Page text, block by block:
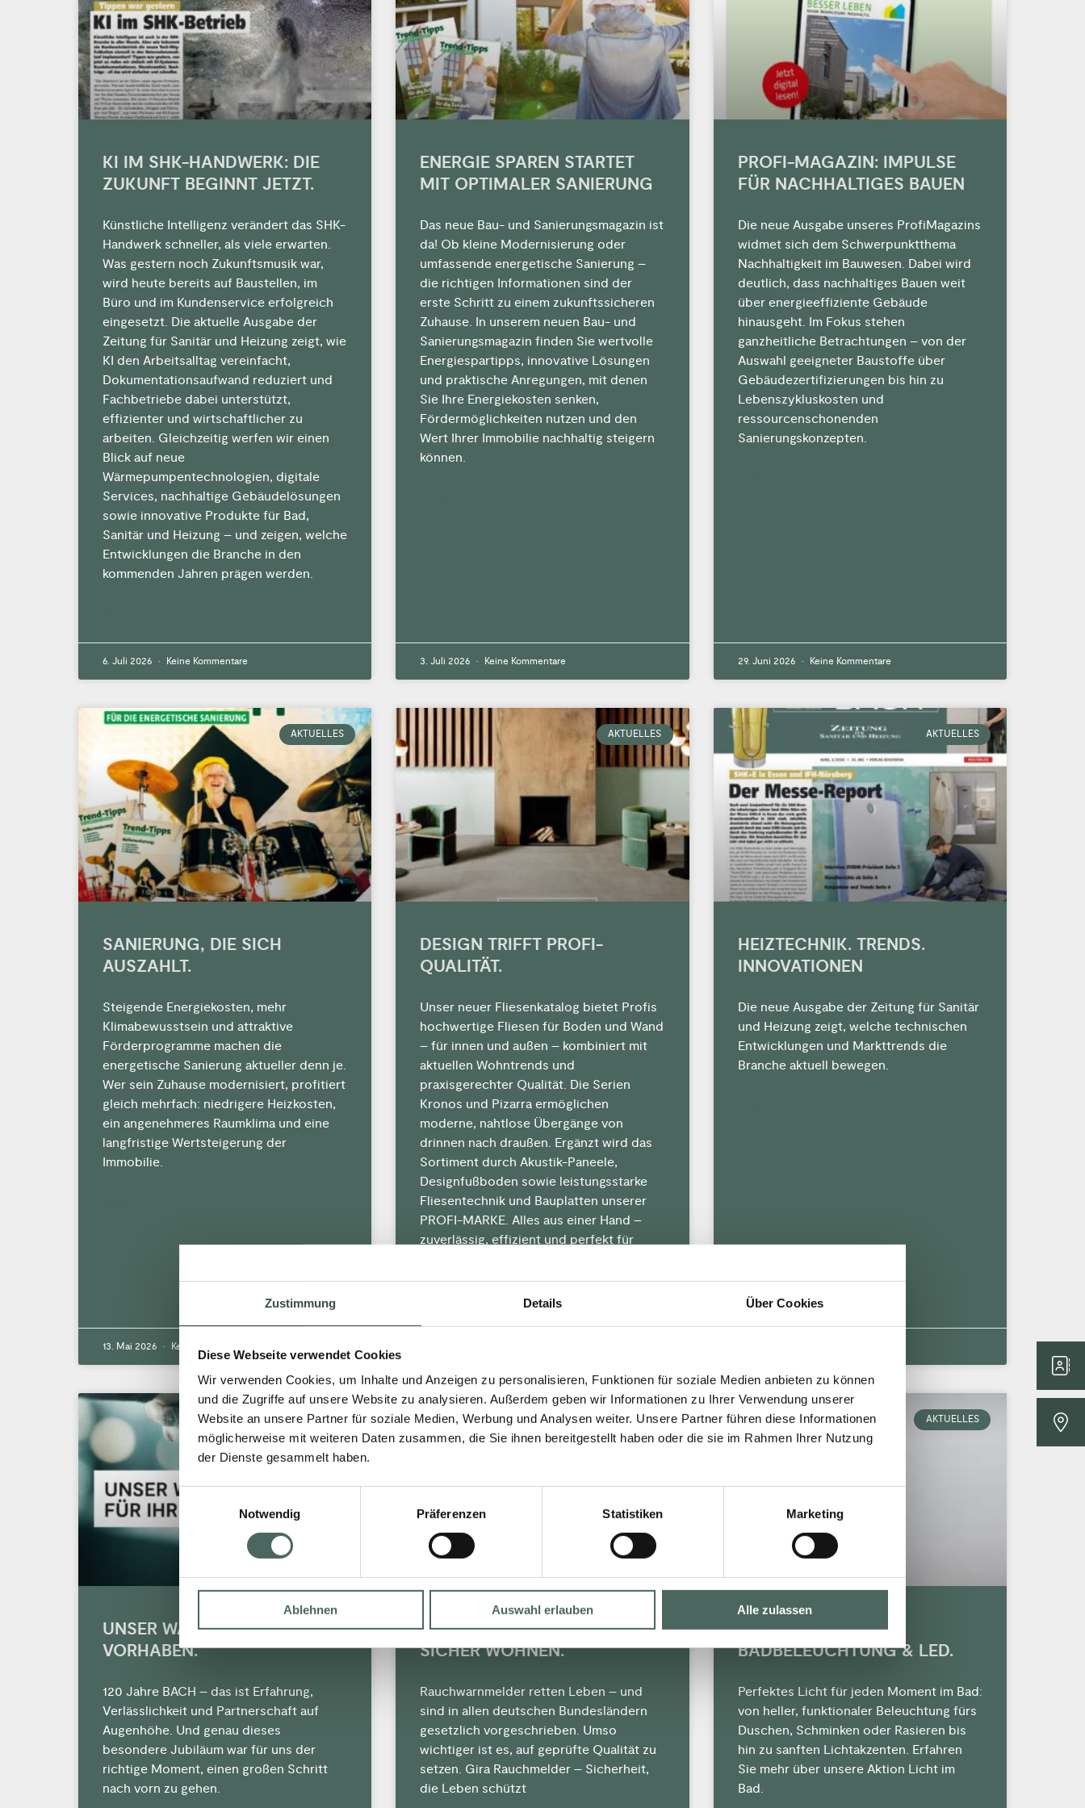
Zustimmung Details Über Cookies
Diese Webseite verwendet Cookies
Wir verwenden Cookies, um Inhalte und Anzeigen zu personalisieren, Funktionen für soziale Medien anbieten zu können
und die Zugriffe auf unsere Website zu analysieren. Außerdem geben wir Informationen zu Ihrer Verwendung unserer
Website an unsere Partner für soziale Medien, Werbung und Analysen weiter. Unsere Partner führen diese Informationen
möglicherweise mit weiteren Daten zusammen, die Sie ihnen bereitgestellt haben oder die sie im Rahmen Ihrer Nutzung
der Dienste gesammelt haben.
Einwilligungsauswahl
Notwendig
Präferenzen Statistiken Marketing
Ablehnen Auswahl erlauben Alle zulassen
KI IM SHK-HANDWERK: DIE
ZUKUNFT BEGINNT JETZT.
Künstliche Intelligenz verändert das SHK-
Handwerk schneller, als viele erwarten.
Was gestern noch Zukunftsmusik war,
wird heute bereits auf Baustellen, im
Büro und im Kundenservice erfolgreich
eingesetzt. Die aktuelle Ausgabe der
Zeitung für Sanitär und Heizung zeigt, wie
KI den Arbeitsalltag vereinfacht,
Dokumentationsaufwand reduziert und
Fachbetriebe dabei unterstützt,
effizienter und wirtschaftlicher zu
arbeiten. Gleichzeitig werfen wir einen
Blick auf neue
Wärmepumpentechnologien, digitale
Services, nachhaltige Gebäudelösungen
sowie innovative Produkte für Bad,
Sanitär und Heizung – und zeigen, welche
Entwicklungen die Branche in den
kommenden Jahren prägen werden.
6. Juli 2026 Keine Kommentare
ENERGIE SPAREN STARTET
MIT OPTIMALER SANIERUNG
Das neue Bau- und Sanierungsmagazin ist
da! Ob kleine Modernisierung oder
umfassende energetische Sanierung –
die richtigen Informationen sind der
erste Schritt zu einem zukunftssicheren
Zuhause. In unserem neuen Bau- und
Sanierungsmagazin finden Sie wertvolle
Energiespartipps, innovative Lösungen
und praktische Anregungen, mit denen
Sie Ihre Energiekosten senken,
Fördermöglichkeiten nutzen und den
Wert Ihrer Immobilie nachhaltig steigern
können.
3. Juli 2026 Keine Kommentare
PROFI-MAGAZIN: IMPULSE
FÜR NACHHALTIGES BAUEN
Die neue Ausgabe unseres ProfiMagazins
widmet sich dem Schwerpunktthema
Nachhaltigkeit im Bauwesen. Dabei wird
deutlich, dass nachhaltiges Bauen weit
über energieeffiziente Gebäude
hinausgeht. Im Fokus stehen
ganzheitliche Betrachtungen – von der
Auswahl geeigneter Baustoffe über
Gebäudezertifizierungen bis hin zu
Lebenszykluskosten und
ressourcenschonenden
Sanierungskonzepten.
29. Juni 2026 Keine Kommentare
AKTUELLES
SANIERUNG, DIE SICH
AUSZAHLT.
Steigende Energiekosten, mehr
Klimabewusstsein und attraktive
Förderprogramme machen die
energetische Sanierung aktueller denn je.
Wer sein Zuhause modernisiert, profitiert
gleich mehrfach: niedrigere Heizkosten,
ein angenehmeres Raumklima und eine
langfristige Wertsteigerung der
Immobilie.
13. Mai 2026 Keine Kommentare
AKTUELLES
DESIGN TRIFFT PROFI-
QUALITÄT.
Unser neuer Fliesenkatalog bietet Profis
hochwertige Fliesen für Boden und Wand
– für innen und außen – kombiniert mit
aktuellen Wohntrends und
praxisgerechter Qualität. Die Serien
Kronos und Pizarra ermöglichen
moderne, nahtlose Übergänge von
drinnen nach draußen. Ergänzt wird das
Sortiment durch Akustik-Paneele,
Designfußboden sowie leistungsstarke
Fliesentechnik und Bauplatten unserer
PROFI-MARKE. Alles aus einer Hand –
zuverlässig, effizient und perfekt für
AKTUELLES
HEIZTECHNIK. TRENDS.
INNOVATIONEN
Die neue Ausgabe der Zeitung für Sanitär
und Heizung zeigt, welche technischen
Entwicklungen und Markttrends die
Branche aktuell bewegen.
AKTUELLES
UNSER WANDEL FÜR IHR
VORHABEN.
120 Jahre BACH – das ist Erfahrung,
Verlässlichkeit und Partnerschaft auf
Augenhöhe. Und genau dieses
besondere Jubiläum war für uns der
richtige Moment, einen großen Schritt
nach vorn zu gehen.
AKTUELLES
RAUCHMELDER VON GIRA.
SICHER WOHNEN.
Rauchwarnmelder retten Leben – und
sind in allen deutschen Bundesländern
gesetzlich vorgeschrieben. Umso
wichtiger ist es, auf geprüfte Qualität zu
setzen. Gira Rauchmelder – Sicherheit,
die Leben schützt
AKTUELLES
MODERNE
BADBELEUCHTUNG & LED.
Perfektes Licht für jeden Moment im Bad:
von heller, funktionaler Beleuchtung fürs
Duschen, Schminken oder Rasieren bis
hin zu sanften Lichtakzenten. Erfahren
Sie mehr über unsere Aktion Licht im
Bad.